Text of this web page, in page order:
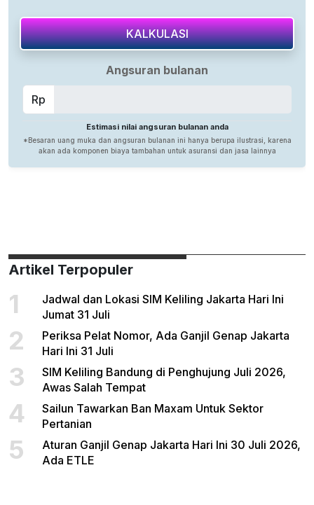
Artikel Terpopuler
1
Jadwal dan Lokasi SIM Keliling Jakarta Hari Ini
Jumat 31 Juli
2
Periksa Pelat Nomor, Ada Ganjil Genap Jakarta
Hari Ini 31 Juli
3
SIM Keliling Bandung di Penghujung Juli 2026,
Awas Salah Tempat
4
Sailun Tawarkan Ban Maxam Untuk Sektor
Pertanian
5
Aturan Ganjil Genap Jakarta Hari Ini 30 Juli 2026,
Ada ETLE